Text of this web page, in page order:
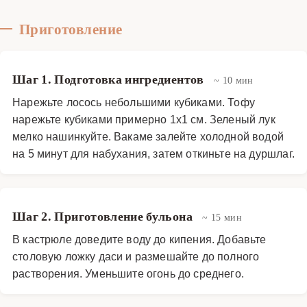
Приготовление
Шаг 1. Подготовка ингредиентов ~ 10 мин
Нарежьте лосось небольшими кубиками. Тофу
нарежьте кубиками примерно 1х1 см. Зеленый лук
мелко нашинкуйте. Вакаме залейте холодной водой
на 5 минут для набухания, затем откиньте на дуршлаг.
Шаг 2. Приготовление бульона ~ 15 мин
В кастрюле доведите воду до кипения. Добавьте
столовую ложку даси и размешайте до полного
растворения. Уменьшите огонь до среднего.